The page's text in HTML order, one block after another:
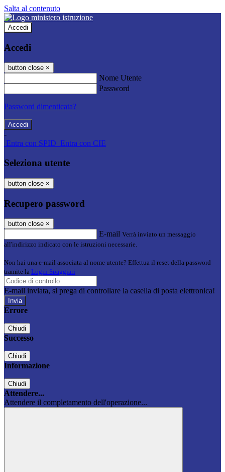
Salta al contenuto
Accedi
Accedi
button close ×
Nome Utente
Password
Password dimenticata?
-
Entra con SPID Entra con CIE
Seleziona utente
button close ×
Recupero password
button close ×
E-mail Verrà inviato un messaggio
all'indirizzo indicato con le istruzioni necessarie.
Non hai una e-mail associata al nome utente? Effettua il reset della password
tramite la Login Spaggiari
E-mail inviata, si prega di controllare la casella di posta elettronica!
Errore
Chiudi
Successo
Chiudi
Informazione
Chiudi
Attendere...
Attendere il completamento dell'operazione...